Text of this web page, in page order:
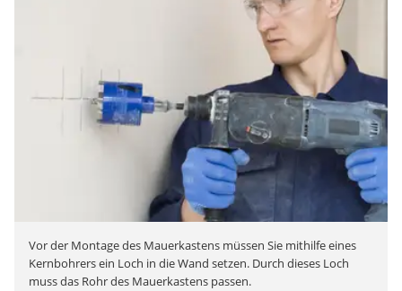
Vor der Montage des Mauerkastens müssen Sie mithilfe eines
Kernbohrers ein Loch in die Wand setzen. Durch dieses Loch
muss das Rohr des Mauerkastens passen.